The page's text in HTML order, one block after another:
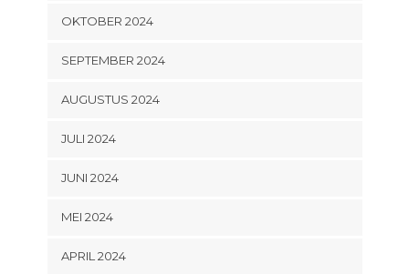
OKTOBER 2024
SEPTEMBER 2024
AUGUSTUS 2024
JULI 2024
JUNI 2024
MEI 2024
APRIL 2024